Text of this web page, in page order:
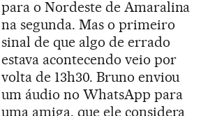
para o Nordeste de Amaralina
na segunda. Mas o primeiro
sinal de que algo de errado
estava acontecendo veio por
volta de 13h30. Bruno enviou
um áudio no WhatsApp para
uma amiga, que ele considera